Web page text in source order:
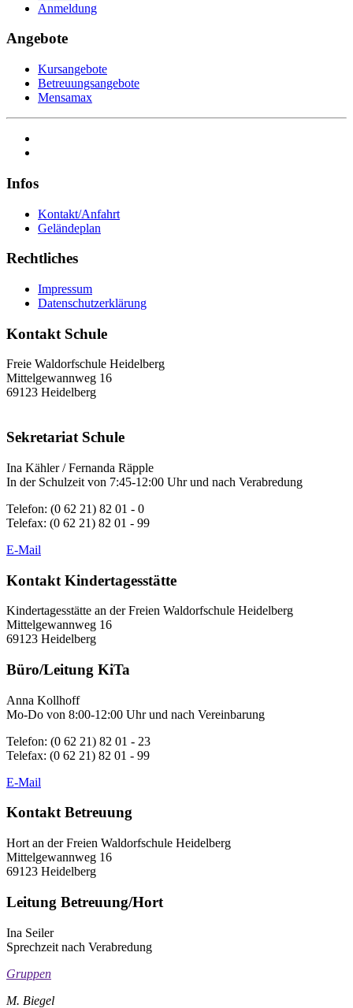
Anmeldung
Angebote
Kursangebote
Betreuungsangebote
Mensamax
Infos
Kontakt/Anfahrt
Geländeplan
Rechtliches
Impressum
Datenschutzerklärung
Kontakt Schule
Freie Waldorfschule Heidelberg
Mittelgewannweg 16
69123 Heidelberg
Sekretariat Schule
Ina Kähler / Fernanda Räpple
In der Schulzeit von 7:45-12:00 Uhr und nach Verabredung
Telefon: (0 62 21) 82 01 - 0
Telefax: (0 62 21) 82 01 - 99
E-Mail
Kontakt Kindertagesstätte
Kindertagesstätte an der Freien Waldorfschule Heidelberg
Mittelgewannweg 16
69123 Heidelberg
Büro/Leitung KiTa
Anna Kollhoff
Mo-Do von 8:00-12:00 Uhr und nach Vereinbarung
Telefon: (0 62 21) 82 01 - 23
Telefax: (0 62 21) 82 01 - 99
E-Mail
Kontakt Betreuung
Hort an der Freien Waldorfschule Heidelberg
Mittelgewannweg 16
69123 Heidelberg
Leitung Betreuung/Hort
Ina Seiler
Sprechzeit nach Verabredung
Gruppen
M. Biegel